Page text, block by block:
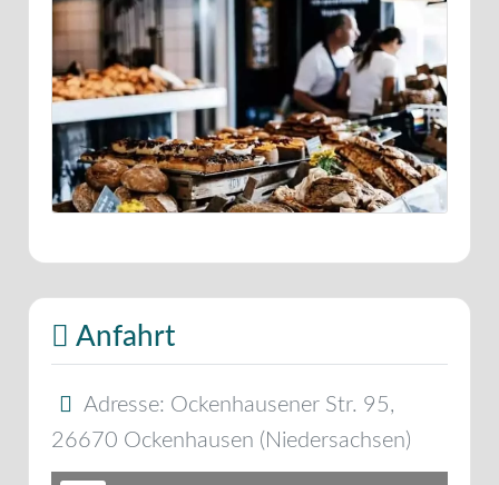
Anfahrt
Adresse: Ockenhausener Str. 95,
26670 Ockenhausen ( Niedersachsen)